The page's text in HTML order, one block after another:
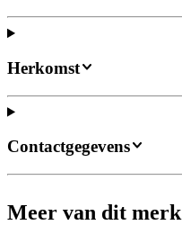
Herkomst
Contactgegevens
Meer van dit merk